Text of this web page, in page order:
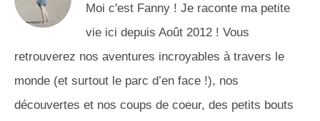
Moi c'est Fanny ! Je raconte ma petite
vie ici depuis Août 2012 ! Vous
retrouverez nos aventures incroyables à travers le
monde (et surtout le parc d’en face !), nos
découvertes et nos coups de coeur, des petits bouts